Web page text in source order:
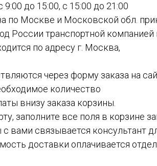
до 15:00, с 15:00 до 21:00
по Москве и Московской обл.
России транспортной компанией
по адресу г. Москва,
через форму заказа на
количество
внизу заказа корзины.
заполните все поля в корзине
вами связывается консультант
доставки оплачивается